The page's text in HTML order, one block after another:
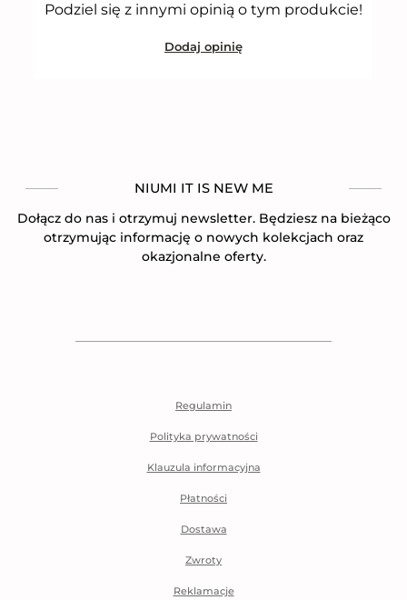
Podziel się z innymi opinią o tym produkcie!
Dodaj opinię
NIUMI IT IS NEW ME
Dołącz do nas i otrzymuj newsletter. Będziesz na bieżąco
otrzymując informację o nowych kolekcjach oraz
okazjonalne oferty.
Regulamin
Polityka prywatności
Klauzula informacyjna
Płatności
Dostawa
Zwroty
Reklamacje